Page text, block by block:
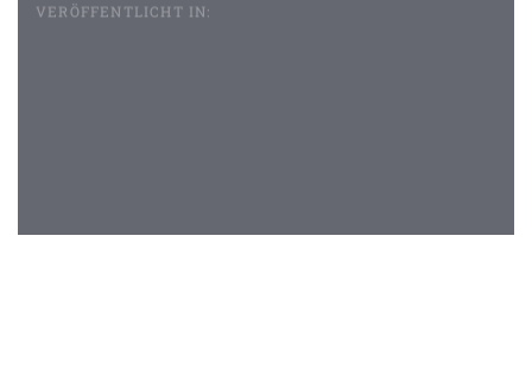
VERÖFFENTLICHT IN: